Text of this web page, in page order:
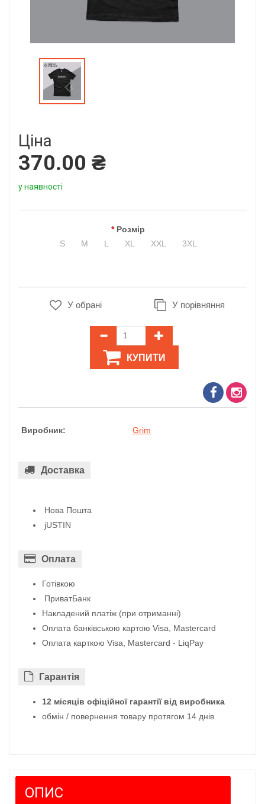
Ціна
370.00 ₴
у наявності
Розмір
S
M L XL XXL 3XL
У обрані У порівняння
КУПИТИ
Виробник: Grim
Доставка
Нова Пошта
jUSTIN
Оплата
Готівкою
ПриватБанк
Накладений платіж (при отриманні)
Оплата банківською картою Visa, Mastercard
Оплата карткою Visa, Mastercard - LiqPay
Гарантiя
12 місяців офіційної гарантії від виробника
обмін / повернення товару протягом 14 днів
ОПИС